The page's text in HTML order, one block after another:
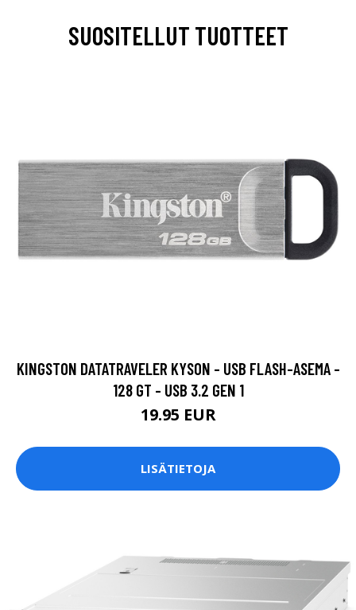
SUOSITELLUT TUOTTEET
KINGSTON DATATRAVELER KYSON - USB FLASH-ASEMA -
128 GT - USB 3.2 GEN 1
19.95 EUR
LISÄTIETOJA